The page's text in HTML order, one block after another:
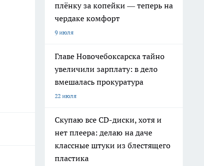
плёнку за копейки — теперь на
чердаке комфорт
9 июля
Главе Новочебоксарска тайно
увеличили зарплату: в дело
вмешалась прокуратура
22 июля
Скупаю все CD-диски, хотя и
нет плеера: делаю на даче
классные штуки из блестящего
пластика